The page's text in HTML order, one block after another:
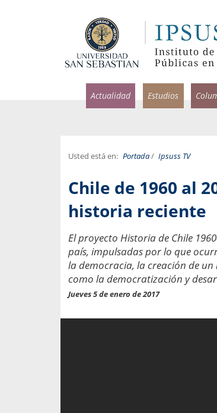
Actualidad Estudios
Usted está en: Portada/ Ipsuss TV
Chile de 1960 al
historia reciente
El proyecto Historia de Chile
país, impulsadas por lo que
la democracia, la creación de
como la democratización y
Jueves 5 de enero de 2017
por incapacidad
entregados por la
sobre viajes al extranjero
que deben hacer...
Usamos la
una
propaga a